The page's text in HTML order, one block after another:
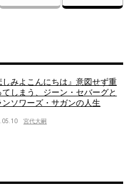
しみよこんにちは』意図せず重
てしまう、ジーン・セバーグと
ンソワーズ・サガンの人生
宮代大嗣